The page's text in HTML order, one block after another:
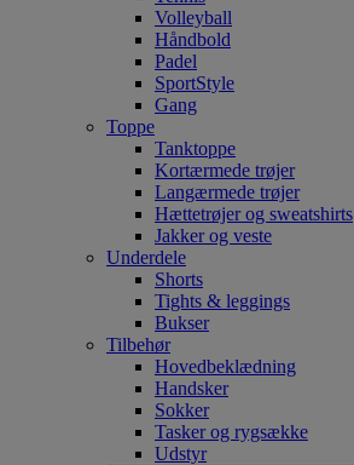
Volleyball
Håndbold
Padel
SportStyle
Gang
Toppe
Tanktoppe
Kortærmede trøjer
Langærmede trøjer
Hættetrøjer og sweatshirts
Jakker og veste
Underdele
Shorts
Tights & leggings
Bukser
Tilbehør
Hovedbeklædning
Handsker
Sokker
Tasker og rygsække
Udstyr